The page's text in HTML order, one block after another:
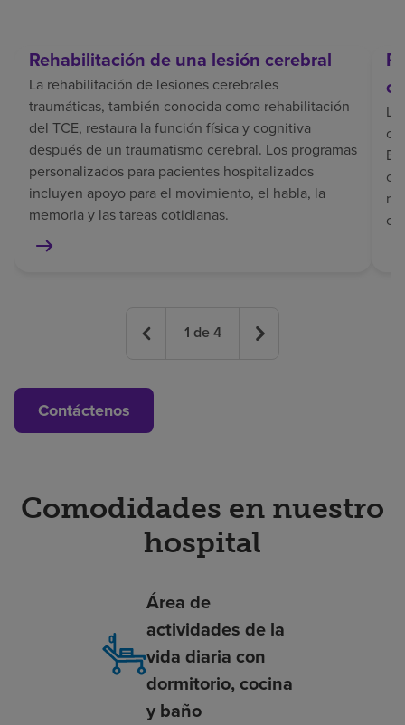
Rehabilitación de una lesión cerebral
La rehabilitación de lesiones cerebrales
traumáticas, también conocida como rehabilitación
del TCE, restaura la función física y cognitiva
después de un traumatismo cerebral. Los programas
personalizados para pacientes hospitalizados
incluyen apoyo para el movimiento, el habla, la
memoria y las tareas cotidianas.
El
1 de 4
Contáctenos
Comodidades en nuestro
hospital
Área de
actividades de la
vida diaria con
dormitorio, cocina
y baño